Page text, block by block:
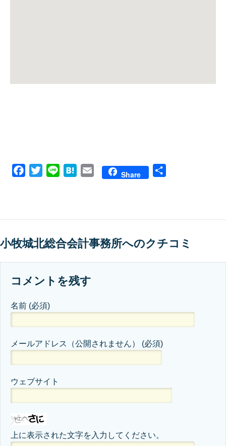
Facebook
Twitter Line HatenaEmail Share
小牧城北総合会計事務所へのクチコミ
コメントを残す
名前 (必須)
メールアドレス（公開されません） (必須)
ウェブサイト
上に表示された文字を入力してください。